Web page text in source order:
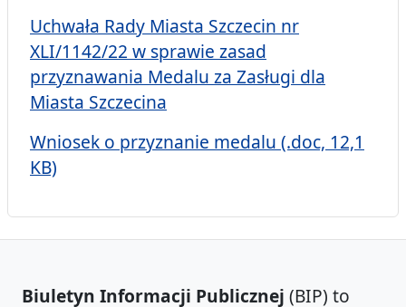
Uchwała Rady Miasta Szczecin nr
XLI/1142/22 w sprawie zasad
przyznawania Medalu za Zasługi dla
Miasta Szczecina
Wniosek o przyznanie medalu (.doc, 12,1
KB)
Biuletyn Informacji Publicznej (BIP) to